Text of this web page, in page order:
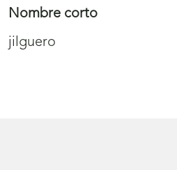
Nombre corto
jilguero